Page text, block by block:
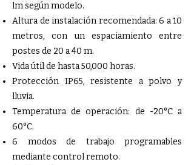
lm según modelo.
Altura de instalación recomendada: 6 a 10
metros, con un espaciamiento entre
postes de 20 a 40 m.
Vida útil de hasta 50,000 horas.
Protección IP65, resistente a polvo y
lluvia.
Temperatura de operación: de -20°C a
60°C.
6 modos de trabajo programables
mediante control remoto.